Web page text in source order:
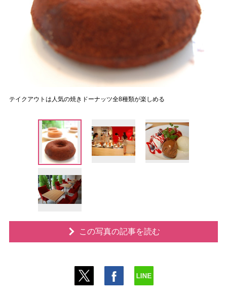
テイクアウトは人気の焼きドーナッツ全8種類が楽しめる
この写真の記事を読む